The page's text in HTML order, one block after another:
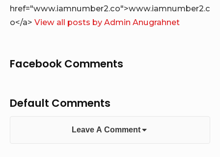
href="www.iamnumber2.co">www.iamnumber2.c
o</a> View all posts by Admin Anugrahnet
Facebook Comments
Default Comments
Leave A Comment